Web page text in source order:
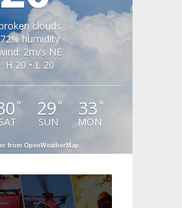
clouds
72% humidity
2m/s NE
H 20 • L 20
°
SAT
29 °
SUN
33 °
MON
from OpenWeatherMap